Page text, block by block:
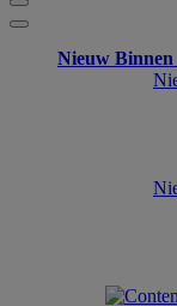
Nieuw Binnen